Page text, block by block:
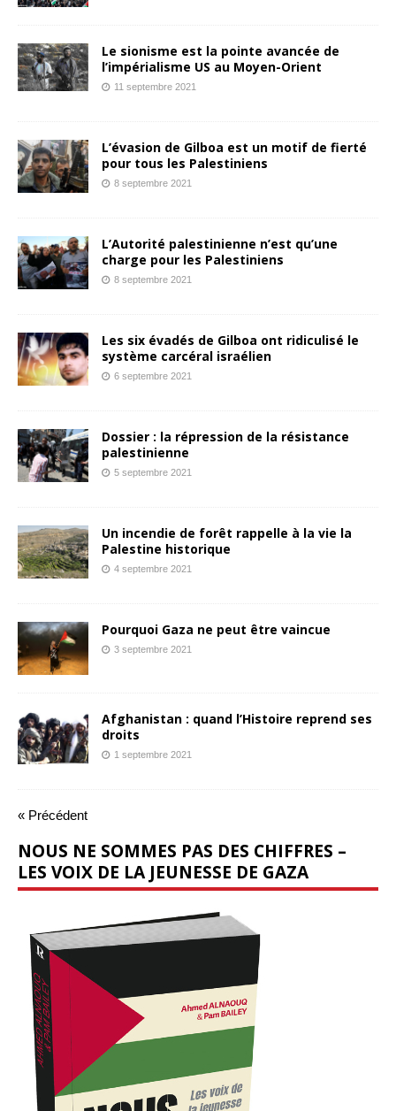
Le sionisme est la pointe avancée de
l’impérialisme US au Moyen-Orient
11 septembre 2021
L’évasion de Gilboa est un motif de fierté
pour tous les Palestiniens
8 septembre 2021
L’Autorité palestinienne n’est qu’une
charge pour les Palestiniens
8 septembre 2021
Les six évadés de Gilboa ont ridiculisé le
système carcéral israélien
6 septembre 2021
Dossier : la répression de la résistance
palestinienne
5 septembre 2021
Un incendie de forêt rappelle à la vie la
Palestine historique
4 septembre 2021
Pourquoi Gaza ne peut être vaincue
3 septembre 2021
Afghanistan : quand l’Histoire reprend ses
droits
1 septembre 2021
« Précédent
NOUS NE SOMMES PAS DES CHIFFRES –
LES VOIX DE LA JEUNESSE DE GAZA